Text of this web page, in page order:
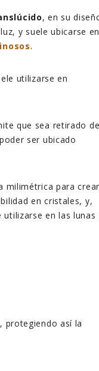
, en su
y suele ubicarse en
.
utilizarse en
que sea retirado de
ser ubicado
milimétrica para crear
en cristales, y,
en las lunas
protegiendo así la